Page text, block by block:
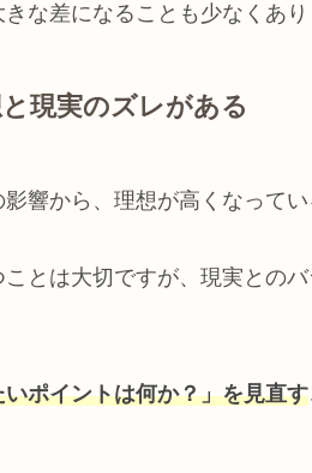
な差になることも少なくあり
現実のズレがある
響から、理想が高くなってい
ことは大切ですが、現実との
ポイントは何か？」を見直す